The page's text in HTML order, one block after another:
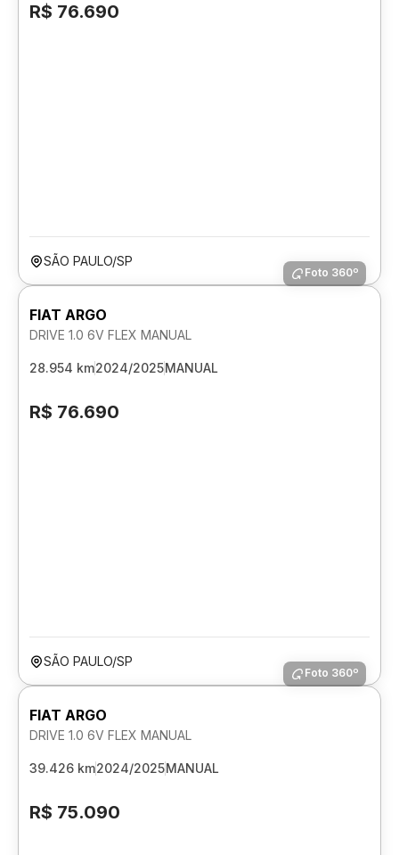
R$ 76.690
SÃO PAULO/SP
Foto 360º
FIAT ARGO
DRIVE 1.0 6V FLEX MANUAL
28.954 km2024/2025MANUAL
R$ 76.690
SÃO PAULO/SP
Foto 360º
FIAT ARGO
DRIVE 1.0 6V FLEX MANUAL
39.426 km2024/2025MANUAL
R$ 75.090